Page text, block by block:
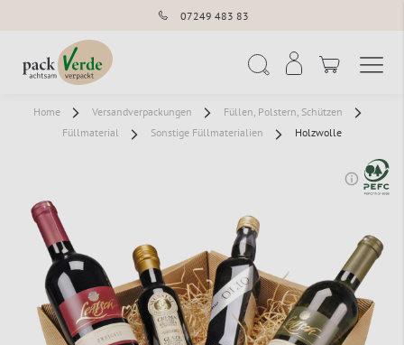
07249 483 83
Home Versandverpackungen
Füllen, Polstern, Schützen
Füllmaterial
Sonstige Füllmaterialien Holzwolle